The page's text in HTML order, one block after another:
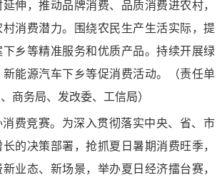
伸，推动品牌消费、品质消费进农村，
消费潜力。围绕农民生产生活实际，提
乡等精准服务和优质产品。持续开展绿
能源汽车下乡等促消费活动。（责任单
商务局、发改委、工信局）
消费竞赛。为深入贯彻落实中央、省、市
的决策部署，抢抓夏日暑期消费旺季，
业态、新场景，举办夏日经济擂台赛，